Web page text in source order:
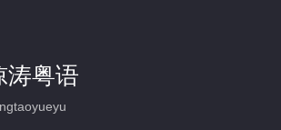
涛粤语